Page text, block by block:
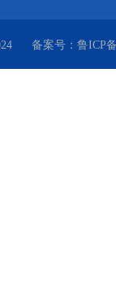
备案号： 鲁ICP